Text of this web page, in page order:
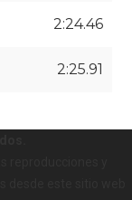
2:24.46
2:25.91